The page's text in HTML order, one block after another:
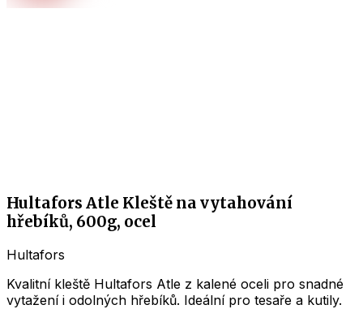
Hultafors Atle Kleště na vytahování
hřebíků, 600g, ocel
Hultafors
Kvalitní kleště Hultafors Atle z kalené oceli pro snadné
vytažení i odolných hřebíků. Ideální pro tesaře a kutily.